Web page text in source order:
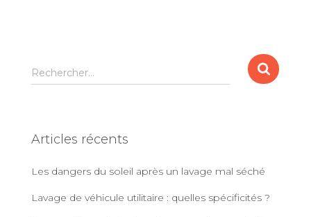
R
e
r
h
r
Rechercher…
Articles récents
Les dangers du soleil après un lavage mal séché
Lavage de véhicule utilitaire : quelles spécificités ?